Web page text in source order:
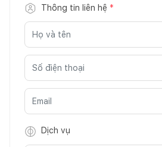
Thông tin liên hệ *
Dịch vụ